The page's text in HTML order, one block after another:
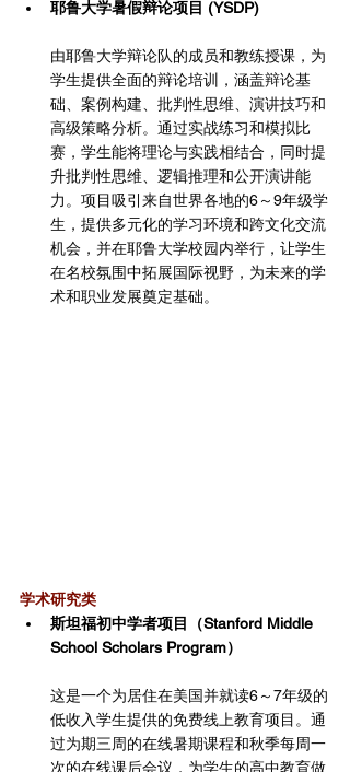
耶鲁大学暑假辩论项目 (YSDP)
由耶鲁大学辩论队的成员和教练授课，为
学生提供全面的辩论培训，涵盖辩论基
础、案例构建、批判性思维、演讲技巧和
高级策略分析。通过实战练习和模拟比
赛，学生能将理论与实践相结合，同时提
升批判性思维、逻辑推理和公开演讲能
力。项目吸引来自世界各地的6～9年级学
生，提供多元化的学习环境和跨文化交流
机会，并在耶鲁大学校园内举行，让学生
在名校氛围中拓展国际视野，为未来的学
术和职业发展奠定基础。
学术研究类
斯坦福初中学者项目（Stanford Middle
School Scholars Program）
这是一个为居住在美国并就读6～7年级的
低收入学生提供的免费线上教育项目。通
过为期三周的在线暑期课程和秋季每周一
次的在线课后会议，为学生的高中教育做